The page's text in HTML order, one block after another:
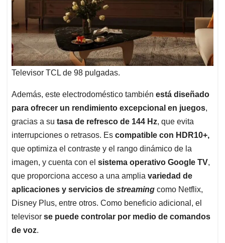
Televisor TCL de 98 pulgadas.
Además, este electrodoméstico también está diseñado
para ofrecer un rendimiento excepcional en juegos,
gracias a su tasa de refresco de 144 Hz, que evita
interrupciones o retrasos. Es compatible con HDR10+,
que optimiza el contraste y el rango dinámico de la
imagen, y cuenta con el sistema operativo Google TV,
que proporciona acceso a una amplia variedad de
aplicaciones y servicios de streaming como Netflix,
Disney Plus, entre otros. Como beneficio adicional, el
televisor se puede controlar por medio de comandos
de voz.